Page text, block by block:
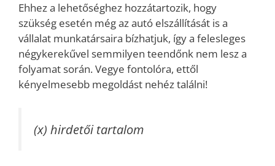
Ehhez a lehetőséghez hozzátartozik, hogy
szükség esetén még az autó elszállítását is a
vállalat munkatársaira bízhatjuk, így a felesleges
négykerekűvel semmilyen teendőnk nem lesz a
folyamat során. Vegye fontolóra, ettől
kényelmesebb megoldást nehéz találni!
(x) hirdetői tartalom